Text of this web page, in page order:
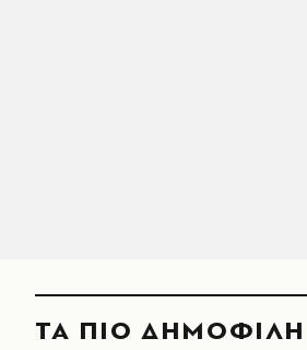
ΤΑ ΠΙΟ ΔΗΜΟΦΙΛΗ